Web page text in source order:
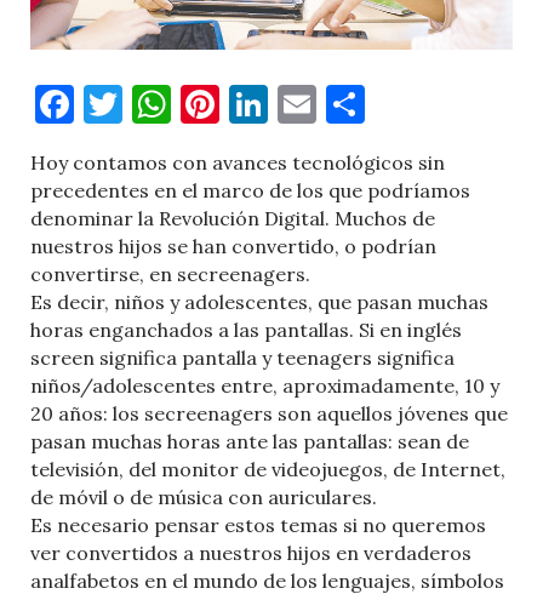
Facebook
Twitter
WhatsApp
Pinterest
LinkedIn
Email
Hoy contamos con avances tecnológicos sin
precedentes en el marco de los que podríamos
denominar la Revolución Digital. Muchos de
nuestros hijos se han convertido, o podrían
convertirse, en secreenagers.
Es decir, niños y adolescentes, que pasan muchas
horas enganchados a las pantallas. Si en inglés
screen significa pantalla y teenagers significa
niños/adolescentes entre, aproximadamente, 10 y
20 años: los secreenagers son aquellos jóvenes que
pasan muchas horas ante las pantallas: sean de
televisión, del monitor de videojuegos, de Internet,
de móvil o de música con auriculares.
Es necesario pensar estos temas si no queremos
ver convertidos a nuestros hijos en verdaderos
analfabetos en el mundo de los lenguajes, símbolos